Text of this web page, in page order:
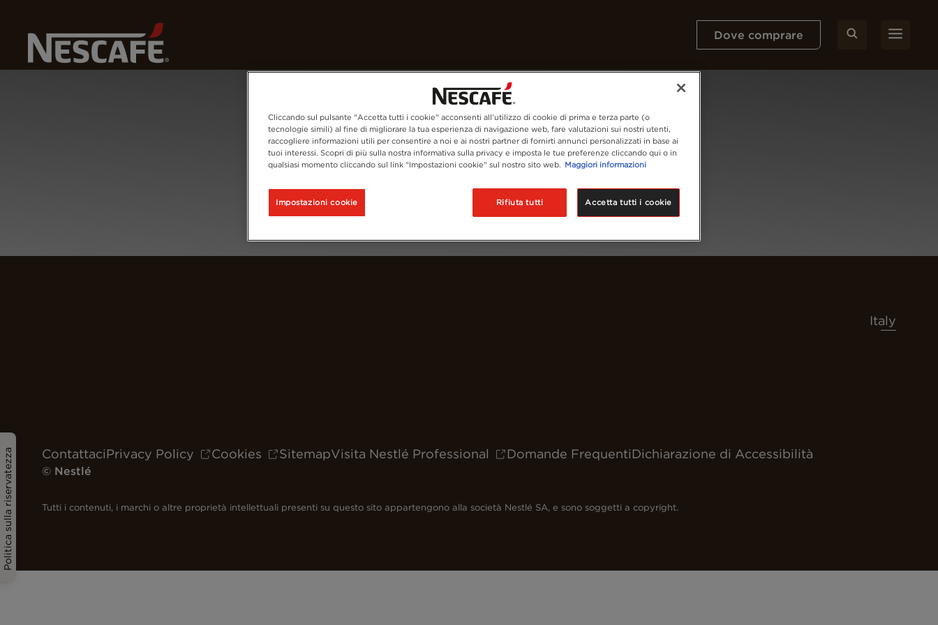
Dove comprare
Politica sulla riservatezza
Italy
ContattaciPrivacy Policy Cookies SitemapVisita Nestlé Professional Domande FrequentiDichiarazione di Accessibilità
© Nestlé
Tutti i contenuti, i marchi o altre proprietà intellettuali presenti su questo sito appartengono alla società Nestlé SA, e sono soggetti a copyright.
Cliccando sul pulsante "Accetta tutti i cookie" acconsenti all'utilizzo di cookie di prima e terza parte (o
tecnologie simili) al fine di migliorare la tua esperienza di navigazione web, fare valutazioni sui nostri utenti,
raccogliere informazioni utili per consentire a noi e ai nostri partner di fornirti annunci personalizzati in base ai
tuoi interessi. Scopri di più sulla nostra informativa sulla privacy e imposta le tue preferenze cliccando qui o in
qualsiasi momento cliccando sul link "Impostazioni cookie" sul nostro sito web. Maggiori informazioni
Impostazioni cookie Rifiuta tutti Accetta tutti i cookie